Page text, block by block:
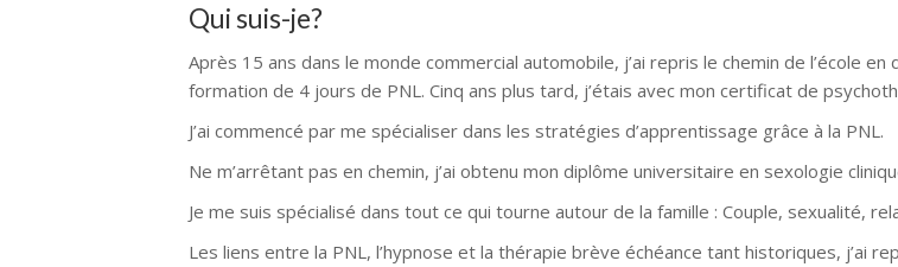
Qui suis-je?
Après 15 ans dans le monde commercial automobile, j’ai repris le chemin de l’école en
formation de 4 jours de PNL. Cinq ans plus tard, j’étais avec mon certificat de
J’ai commencé par me spécialiser dans les stratégies d’apprentissage grâce à la PNL.
Ne m’arrêtant pas en chemin, j’ai obtenu mon diplôme universitaire en sexologie
Je me suis spécialisé dans tout ce qui tourne autour de la famille : Couple, sexualité,
Les liens entre la PNL, l’hypnose et la thérapie brève échéance tant historiques, j’ai